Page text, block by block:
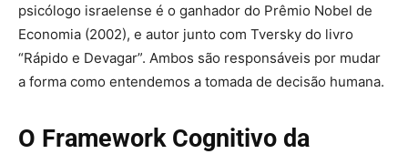
psicólogo israelense é o ganhador do Prêmio Nobel de
Economia (2002), e autor junto com Tversky do livro
“Rápido e Devagar”. Ambos são responsáveis por mudar
a forma como entendemos a tomada de decisão humana.
O Framework Cognitivo da